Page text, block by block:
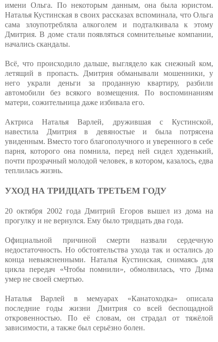
имени Ольга. По некоторым данным, она была юристом.
Наталья Кустинская в своих рассказах вспоминала, что Ольга
сама злоупотребляла алкоголем и подталкивала к этому
Дмитрия. В доме стали появляться сомнительные компании,
начались скандалы.
Всё, что происходило дальше, выглядело как снежный ком,
летящий в пропасть. Дмитрия обманывали мошенники, у
него украли деньги за проданную квартиру, разбили
автомобили без всякого возмещения. По воспоминаниям
матери, сожительница даже избивала его.
Актриса Наталья Варлей, дружившая с Кустинской,
навестила Дмитрия в девяностые и была потрясена
увиденным. Вместо того благополучного и уверенного в себе
парня, которого она помнила, перед ней сидел худенький,
почти прозрачный молодой человек, в котором, казалось, едва
теплилась жизнь.
УХОД НА ТРИДЦАТЬ ТРЕТЬЕМ ГОДУ
20 октября 2002 года Дмитрий Егоров вышел из дома на
прогулку и не вернулся. Ему было тридцать два года.
Официальной причиной смерти назвали сердечную
недостаточность. Но обстоятельства ухода так и остались до
конца невыясненными. Наталья Кустинская, снимаясь для
цикла передач «Чтобы помнили», обмолвилась, что Дима
умер не своей смертью.
Наталья Варлей в мемуарах «Канатоходка» описала
последние годы жизни Дмитрия со всей беспощадной
откровенностью. По её словам, он страдал от тяжёлой
зависимости, а также был серьёзно болен.